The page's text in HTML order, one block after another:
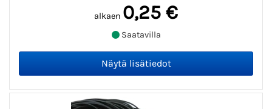
alkaen 0,25 €
Saatavilla